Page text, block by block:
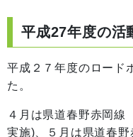
平成27年度の
平成２７年度のロード
た。
４月は県道春野赤岡
実施)、５月は県道春